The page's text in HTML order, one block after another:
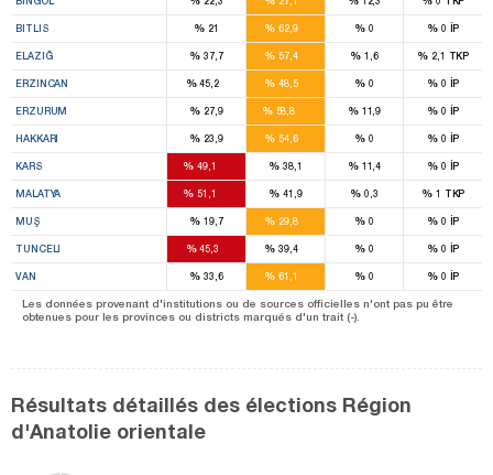
BITLIS % 21 % 62,9 % 0 %0 İP
ELAZIĞ % 37,7 % 57,4 % 1,6 % 2,1 TKP
ERZINCAN %45,2 % 48,5 % 0 %0 İP
ERZURUM % 27,9 %58,8 %11,9 %0 İP
HAKKARI % 23,9 % 54,6 % 0 %0 İP
KARS % 49,1 % 38,1 %11,4 %0 İP
MALATYA % 51,1 % 41,9 % 0,3 %1 TKP
MUŞ % 19,7 % 29,8 % 0 %0 İP
TUNCELI %45,3 % 39,4 % 0 %0 İP
VAN % 33,6 % 61,1 % 0 %0 İP
Les données provenant d'institutions ou de sources officielles n'ont pas pu être
obtenues pour les provinces ou districts marqués d'un trait (-).
Résultats détaillés des élections Région
d'Anatolie orientale